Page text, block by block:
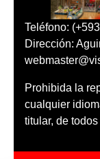
Teléfono:
Dirección:
Prohibida la
cualquier
titular, de